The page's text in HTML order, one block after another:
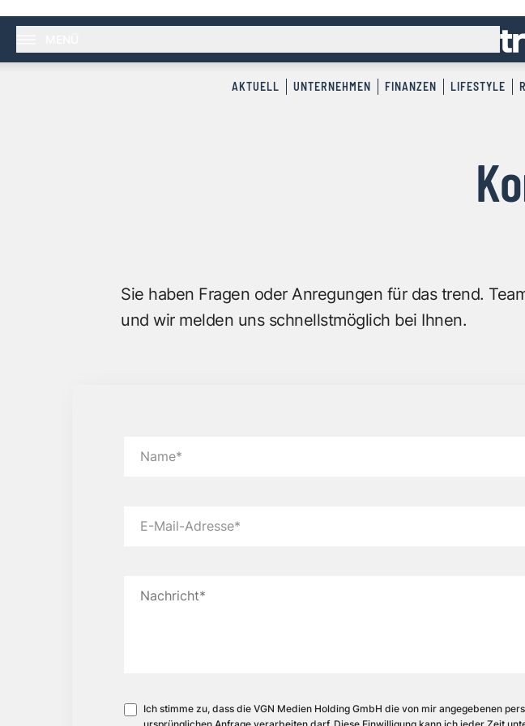
AKTUELL UNTERNEHMEN FINANZEN LIFESTYLE
Sie haben Fragen oder Anregungen für das trend.
und wir melden uns schnellstmöglich bei Ihnen.
Name*
E-Mail-Adresse*
Nachricht*
Ich stimme zu, dass die VGN Medien Holding GmbH die von mir angegebenen